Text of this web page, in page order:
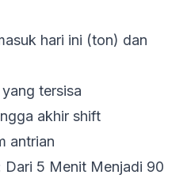
hari ini (ton) dan
tersisa
akhir shift
antrian
Dari 5 Menit Menjadi 90